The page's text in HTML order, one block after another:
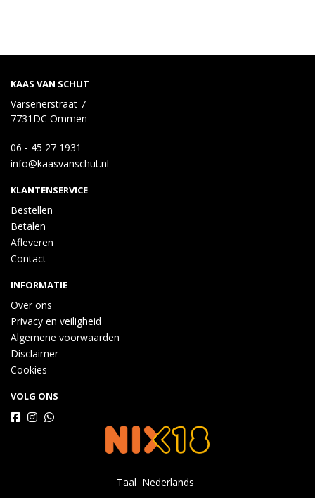
KAAS VAN SCHUT
Varsenerstraat 7
7731DC Ommen
06 - 45 27 1931
info@kaasvanschut.nl
KLANTENSERVICE
Bestellen
Betalen
Afleveren
Contact
INFORMATIE
Over ons
Privacy en veiligheid
Algemene voorwaarden
Disclaimer
Cookies
VOLG ONS
Taal